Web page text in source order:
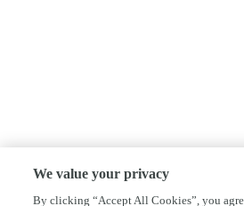
We value your privacy
By clicking “Accept All Cookies”, you